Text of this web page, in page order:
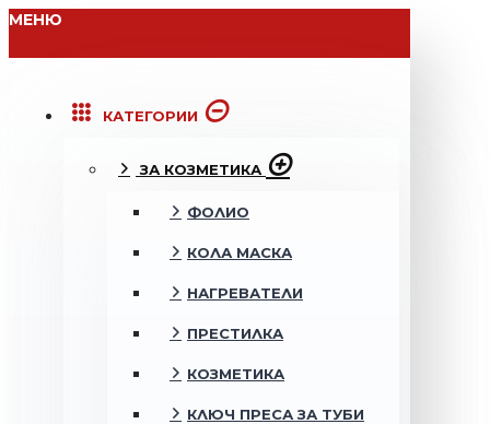
МЕНЮ
КАТЕГОРИИ
ЗА КОЗМЕТИКА
ФОЛИО
КОЛА МАСКА
НАГРЕВАТЕЛИ
ПРЕСТИЛКА
КОЗМЕТИКА
КЛЮЧ ПРЕСА ЗА ТУБИ